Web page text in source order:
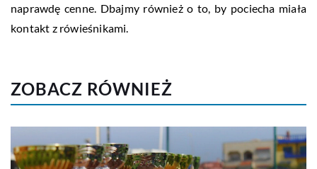
naprawdę cenne. Dbajmy również o to, by pociecha miała
kontakt z rówieśnikami.
ZOBACZ RÓWNIEŻ